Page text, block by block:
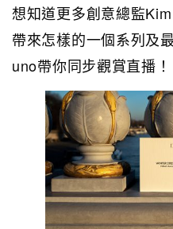
想知道更多創意總監
帶來怎樣的一個系列及
uno帶你同步觀賞直播！